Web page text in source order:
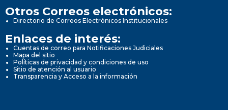
Otros Correos electrónicos:
Directorio de Correos Electrónicos Institucionales
Enlaces de interés:
Cuentas de correo para Notificaciones Judiciales
Mapa del sitio
Políticas de privacidad y condiciones de uso
Sitio de atención al usuario
Transparencia y Acceso a la información